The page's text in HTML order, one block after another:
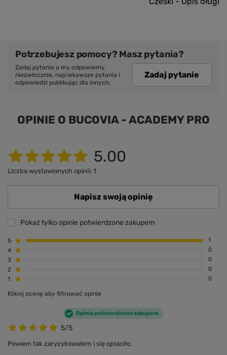
Potrzebujesz pomocy? Masz pytania?
Zadaj pytanie a my odpowiemy
niezwłocznie, najciekawsze pytania i
odpowiedzi publikując dla innych.
Zadaj pytanie
OPINIE O BUCOVIA - ACADEMY PRO
5.00
Liczba wystawionych opinii: 1
Napisz swoją opinię
Pokaż tylko opinie potwierdzone zakupem
5
1
4
0
3
0
2
0
1
0
Kliknij ocenę aby filtrować opinie
5/5
Opinia potwierdzona zakupem
Powiem tak zaryzykowałem i się opłaciło.